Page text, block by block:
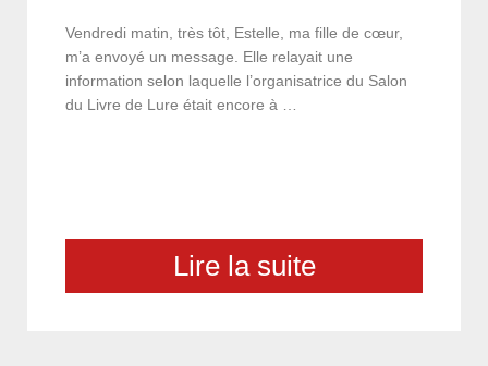
Vendredi matin, très tôt, Estelle, ma fille de cœur,
m’a envoyé un message. Elle relayait une
information selon laquelle l’organisatrice du Salon
du Livre de Lure était encore à …
Lire la suite